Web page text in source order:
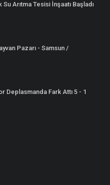
Arıtma Tesisi İnşaatı Başladı
Pazarı - Samsun /
Deplasmanda Fark Attı 5 - 1